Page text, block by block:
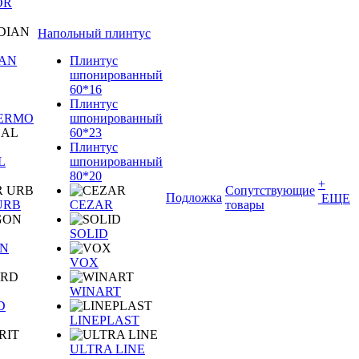
Напольный плинтус
Плинтус
шпонированный
60*16
Плинтус
шпонированный
60*23
Плинтус
шпонированный
80*20
CEZAR
SOLID
VOX
WINART
LINEPLAST
ULTRA LINE
Подложка
Сопутствующие
товары
+
ЕЩЕ